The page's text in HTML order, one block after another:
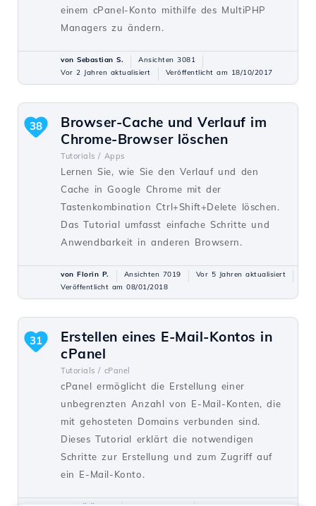
einem cPanel-Konto mithilfe des MultiPHP
Managers zu ändern.
von Sebastian S.
Ansichten 3081
Vor 2 Jahren aktualisiert
Veröffentlicht am 18/10/2017
Browser-Cache und Verlauf im
Chrome-Browser löschen
Tutorials / Apps
Lernen Sie, wie Sie den Verlauf und den
Cache in Google Chrome mit der
Tastenkombination Ctrl+Shift+Delete löschen.
Das Tutorial umfasst einfache Schritte und
Anwendbarkeit in anderen Browsern.
38
von Florin P. Ansichten 7019
Vor 5 Jahren aktualisiert
Veröffentlicht am 08/01/2018
Erstellen eines E-Mail-Kontos in
cPanel
Tutorials / cPanel
cPanel ermöglicht die Erstellung einer
unbegrenzten Anzahl von E-Mail-Konten, die
mit gehosteten Domains verbunden sind.
Dieses Tutorial erklärt die notwendigen
Schritte zur Erstellung und zum Zugriff auf
ein E-Mail-Konto.
31